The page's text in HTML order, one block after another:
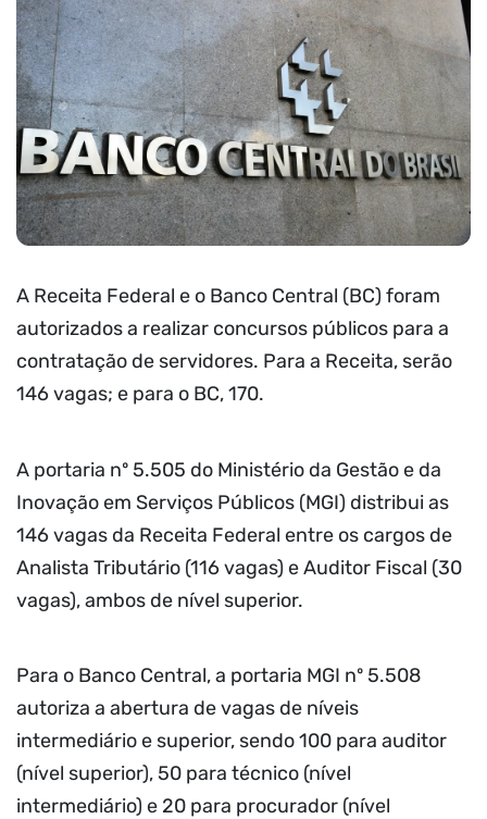
A Receita Federal e o Banco Central (BC) foram
autorizados a realizar concursos públicos para a
contratação de servidores. Para a Receita, serão
146 vagas; e para o BC, 170.
A portaria nº 5.505 do Ministério da Gestão e da
Inovação em Serviços Públicos (MGI) distribui as
146 vagas da Receita Federal entre os cargos de
Analista Tributário (116 vagas) e Auditor Fiscal (30
vagas), ambos de nível superior.
Para o Banco Central, a portaria MGI nº 5.508
autoriza a abertura de vagas de níveis
intermediário e superior, sendo 100 para auditor
(nível superior), 50 para técnico (nível
intermediário) e 20 para procurador (nível